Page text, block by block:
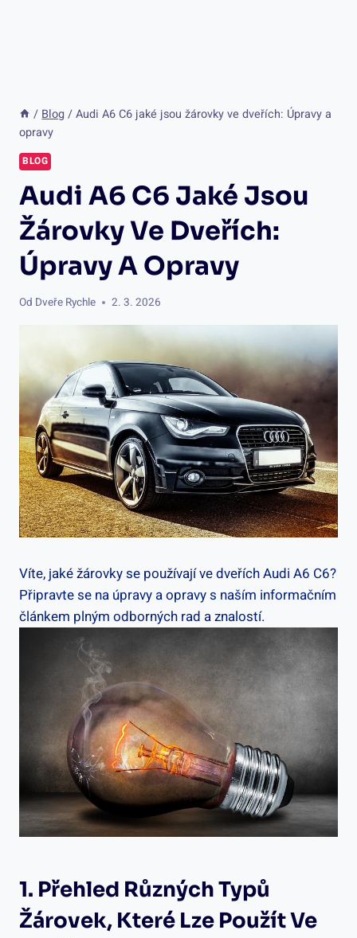
/ Blog / Audi A6 C6 jaké jsou žárovky ve dveřích: Úpravy a
opravy
BLOG
Audi A6 C6 Jaké Jsou
Žárovky Ve Dveřích:
Úpravy A Opravy
Od Dveře Rychle 2. 3. 2026
Víte, jaké žárovky se používají ve dveřích Audi A6 C6?
Připravte se na úpravy a opravy s naším informačním
článkem plným odborných rad a znalostí.
1. Přehled Různých Typů
Žárovek, Které Lze Použít Ve